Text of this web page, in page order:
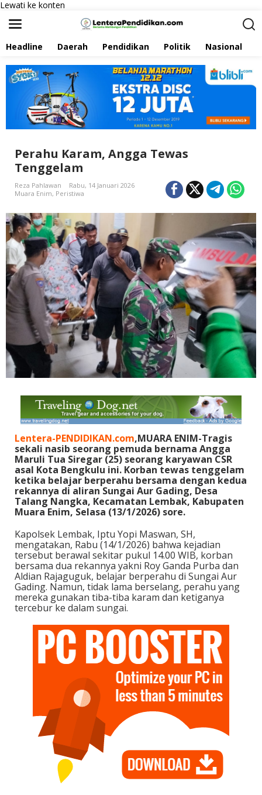
Lewati ke konten
Headline Daerah Pendidikan Politik Nasional
Perahu Karam, Angga Tewas
Tenggelam
Reza Pahlawan
Rabu, 14 Januari 2026
Muara Enim, Peristiwa
Lentera-PENDIDIKAN.com,MUARA ENIM-Tragis
sekali nasib seorang pemuda bernama Angga
Maruli Tua Siregar (25) seorang karyawan CSR
asal Kota Bengkulu ini. Korban tewas tenggelam
ketika belajar berperahu bersama dengan kedua
rekannya di aliran Sungai Aur Gading, Desa
Talang Nangka, Kecamatan Lembak, Kabupaten
Muara Enim, Selasa (13/1/2026) sore.
Kapolsek Lembak, Iptu Yopi Maswan, SH,
mengatakan, Rabu (14/1/2026) bahwa kejadian
tersebut berawal sekitar pukul 14.00 WIB, korban
bersama dua rekannya yakni Roy Ganda Purba dan
Aldian Rajaguguk, belajar berperahu di Sungai Aur
Gading. Namun, tidak lama berselang, perahu yang
mereka gunakan tiba-tiba karam dan ketiganya
tercebur ke dalam sungai.